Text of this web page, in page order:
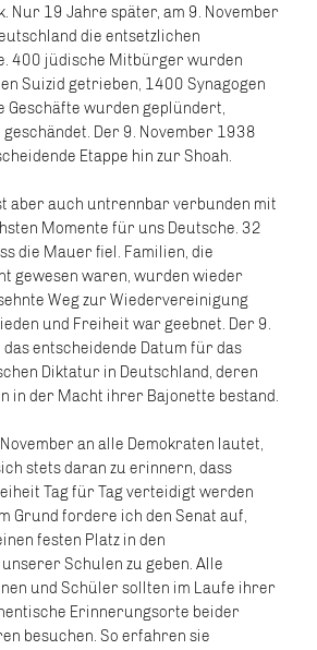
Nur 19 Jahre später, am 9. November
die entsetzlichen
400 jüdische Mitbürger wurden
Suizid getrieben, 1400 Synagogen
Geschäfte wurden geplündert,
Der 9. November 1938
Etappe hin zur Shoah.
aber auch untrennbar verbunden mit
Momente für uns Deutsche. 32
die Mauer fiel. Familien, die
gewesen waren, wurden wieder
Weg zur Wiedervereinigung
und Freiheit war geebnet. Der 9.
entscheidende Datum für das
Diktatur in Deutschland, deren
in der Macht ihrer Bajonette bestand.
an alle Demokraten lautet,
stets daran zu erinnern, dass
Tag für Tag verteidigt werden
Grund fordere ich den Senat auf,
festen Platz in den
Schulen zu geben. Alle
und Schüler sollten im Laufe ihrer
Erinnerungsorte beider
besuchen. So erfahren sie